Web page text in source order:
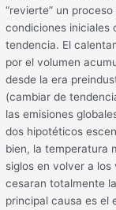
“revierte” un
condiciones iniciales
tendencia. El
por el volumen
desde la era
(cambiar de
las emisiones
dos hipotéticos
bien, la temperatura
siglos en volver a
cesaran totalmente
principal causa es el